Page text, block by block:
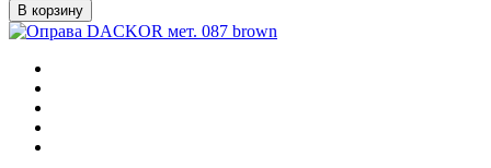
В корзину